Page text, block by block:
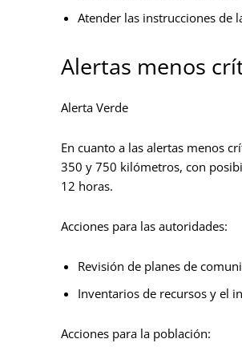
Atender las instrucciones de
Alertas menos
Alerta Verde
En cuanto a las alertas menos
350 y 750 kilómetros, con
12 horas.
Acciones para las autoridades:
Revisión de planes de
Inventarios de recursos y el
Acciones para la población: